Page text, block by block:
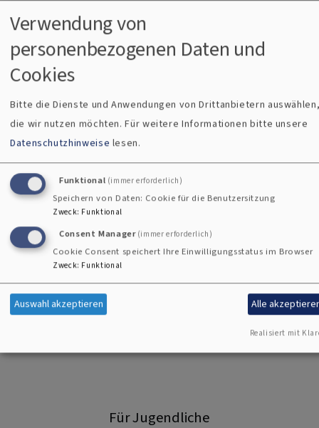
- meist am 3ten Sonntag - feiern wir einen Gottesdienst um
18.30 Uhr. Dieser
Für Kinder und Familien
Kindergottesdienst jeden Sonntag um 10:30 Uhr in St.
Martin, Segnitz nicht an Ferienwochenenden Groß- und
Kleingottesdienste Gottes Wort kreativ und mit Freude am
Für Jugendliche
Verwendung von
personenbezogenen Daten und
Cookies
Bitte die Dienste und Anwendungen von Drittanbietern
die wir nutzen möchten.Für weitere Informationen bitte unsere
Datenschutzhinweise lesen.
Funktional (immer erforderlich)
Speichern von Daten: Cookie für die Benutzersitzung
Zweck: Funktional
Consent Manager (immer erforderlich)
Cookie Consent speichert Ihre Einwilligungsstatus im Browser
Zweck: Funktional
Auswahl akzeptieren Alle
Realisiert mit